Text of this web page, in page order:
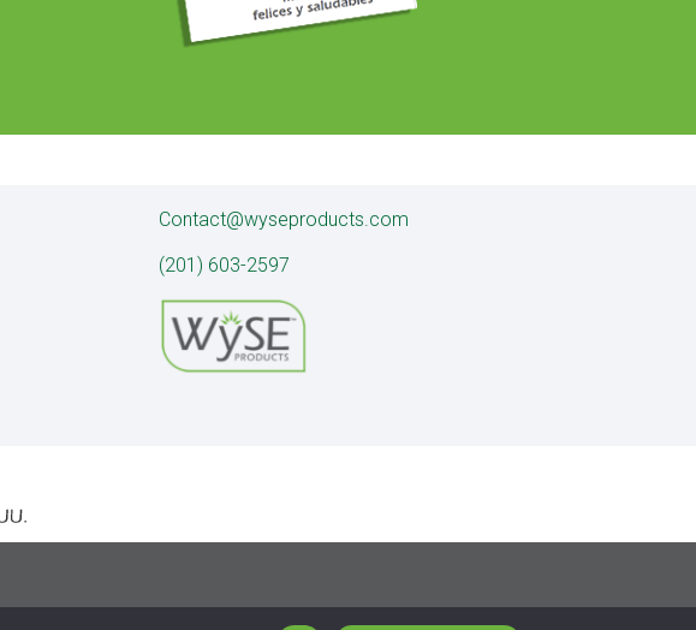
Contact@wyseproducts.com
(201) 603-2597